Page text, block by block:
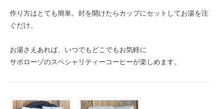
作り方はとても簡単。封を開けたらカップにセットしてお湯を注
ぐだけ。
お湯さえあれば、いつでもどこでもお気軽に
サボローゾのスペシャリティーコーヒーが楽しめます。